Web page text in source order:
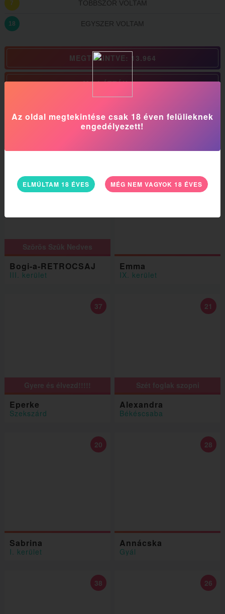
7 TÖBBSZÖR VOLTAM
18 EGYSZER VOLTAM
MEGTEKINTVE: 13.964
MA LÁTTÁK: 42
Szõrös Szûk Nedves
Bogi-a-RETROCSAJ
III. kerület
Emma
IX. kerület
Gyere és élvezd!!!!!
Eperke
Szekszárd
37
Szét foglak szopni
Alexandra
Békéscsaba
21
Sabrina
I. kerület
20
Annácska
Gyál
28
38 26
Az oldal megtekintése csak 18 éven felülieknek
engedélyezett!
ELMÚLTAM 18 ÉVES MÉG NEM VAGYOK 18 ÉVES